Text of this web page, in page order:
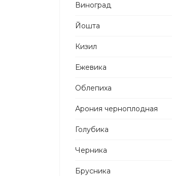
Виноград
Йошта
Кизил
Ежевика
Облепиха
Арония черноплодная
Голубика
Черника
Брусника